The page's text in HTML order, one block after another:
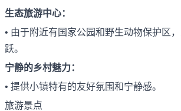
生态旅游中心：
• 由于附近有国家公园和野生动物保护区
跃。
宁静的乡村魅力：
• 提供小镇特有的友好氛围和宁静感。
旅游景点